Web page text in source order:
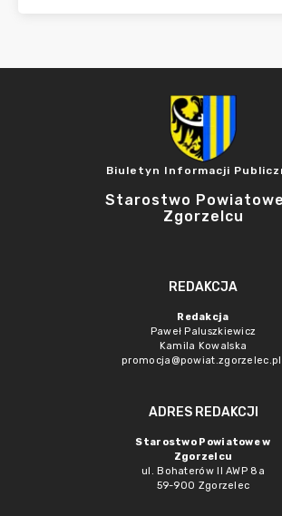
Biuletyn Informacji
Starostwo
Zgorzelcu
REDAKCJA
Redakcja
Paweł Paluszkiewicz
Kamila Kowalska
promocja@powiat.zgorzelec.pl
ADRES REDAKCJI
Starostwo Powiatowe w
Zgorzelcu
ul. Bohaterów II AWP 8a
59-900 Zgorzelec